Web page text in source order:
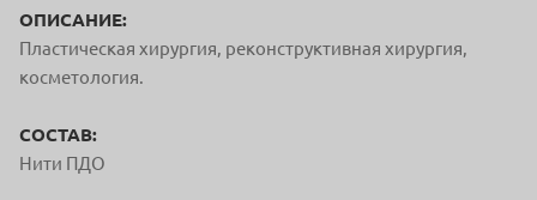
ОПИСАНИЕ:
Пластическая хирургия, реконструктивная хирургия,
косметология.
СОСТАВ:
Нити ПДО